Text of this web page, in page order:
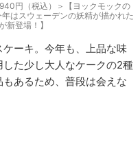
円（税込）＞【ヨックモックの
はスウェーデンの妖精が描かれた
新登場！】
ーキ。今年も、上品な味
た少し大人なケークの2種
あるため、普段は会えな